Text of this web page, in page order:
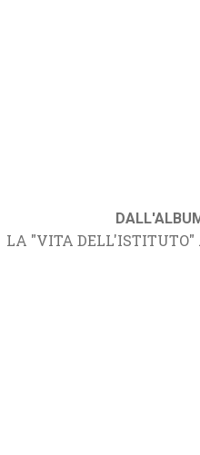
LA "VITA DELL'ISTITUTO"